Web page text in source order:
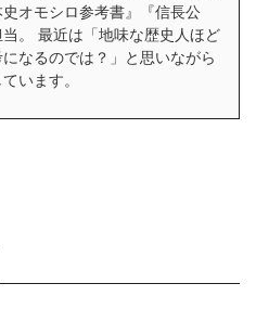
オモシロ参考書』『信長公
。 最近は「地味な歴史人ほど
なるのでは？」と思いながら
います。